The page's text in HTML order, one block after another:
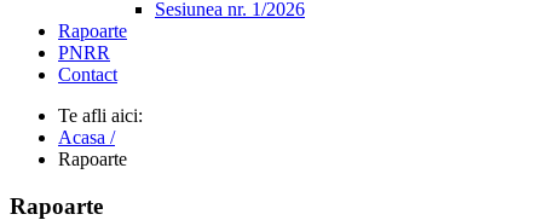
Sesiunea nr. 1/2026
Rapoarte
PNRR
Contact
Te afli aici:
Acasa /
Rapoarte
Rapoarte